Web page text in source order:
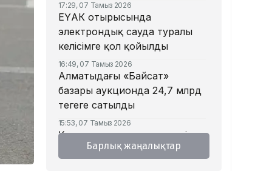
17:29, 07 Тамыз 2026
ЕҮАК отырысында
электрондық сауда туралы
келісімге қол қойылды
16:49, 07 Тамыз 2026
Алматыдағы «Байсат»
базары аукционда 24,7 млрд
теңгеге сатылды
15:53, 07 Тамыз 2026
Қазақстанда аукцион өткізу
тәртібі өзгертілмек: кепілдік
Барлық жаңалықтар